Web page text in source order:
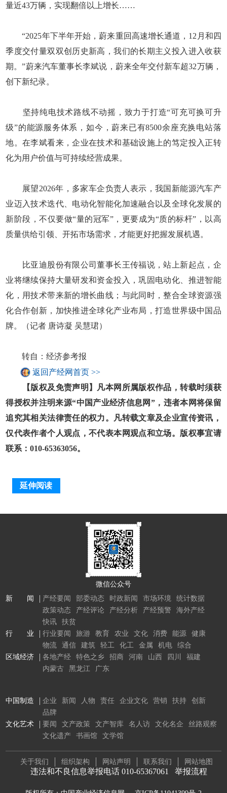
量近43万辆，实现翻倍以上增长……
“2025年下半年开始，蔚来重回高速增长通道，12月和四
季度交付量双双创历史新高，我们的长期主义投入进入收获
期。”蔚来汽车董事长李斌说，蔚来全年交付新车超32万辆，
创下新纪录。
坚持纯电技术路线不动摇，致力于打造“可充可换可升
级”的能源服务体系，如今，蔚来已有8500余座充换电站落
地。在李斌看来，企业在技术和基础设施上的笃定投入正转
化为用户价值与可持续经营成果。
展望2026年，多家车企负责人表示，我国新能源汽车产
业迈入技术迭代、电动化智能化加速融合以及全球化发展的
新阶段，不仅要做“量的冠军”，更要成为“质的标杆”，以高
质量供给引领、开拓市场需求，才能更好把握发展机遇。
比亚迪股份有限公司董事长王传福说，站上新起点，企
业将继续保持大量研发和资金投入，巩固电动化、推进智能
化，用技术带来新的增长曲线；与此同时，整合全球资源强
化合作创新，加快推进全球化产业布局，打造世界级中国品
牌。（记者 唐诗凝 吴慧珺）
转自：经济参考报
返回产经网首页 >>
【版权及免责声明】凡本网所属版权作品，转载时须获
得授权并注明来源“中国产业经济信息网”，违者本网将保留
追究其相关法律责任的权力。凡转载文章及企业宣传资讯，
仅代表作者个人观点，不代表本网观点和立场。版权事宜请
联系：010-65363056。
延伸阅读
微信公众号
新 闻
产经要闻 部委动态 时政新闻 市场环境
统计数据
政策动态
产经评论 产经分析 产经预警
海外产经
快讯
扶贫
行 业
行业要闻 旅游 教育 农业 文化 消费 能源
健康
物流
通信 建筑 轻工 化工 金属 机电
综合
区域经济
各地产经 特色之乡 招商 河南 山西 四川
福建
内蒙古
黑龙江 广东
中国制造 企业 新闻 人物 责任 企业文化 营销 扶持
创新
品牌
文化艺术
要闻 文产政策 文产智库 名人访 文化名企
丝路观察
文化遗产
书画馆 文学馆
关于我们 组织架构 网站声明 联系我们 网站地图
违法和不良信息举报电话 010-65367061 举报流程